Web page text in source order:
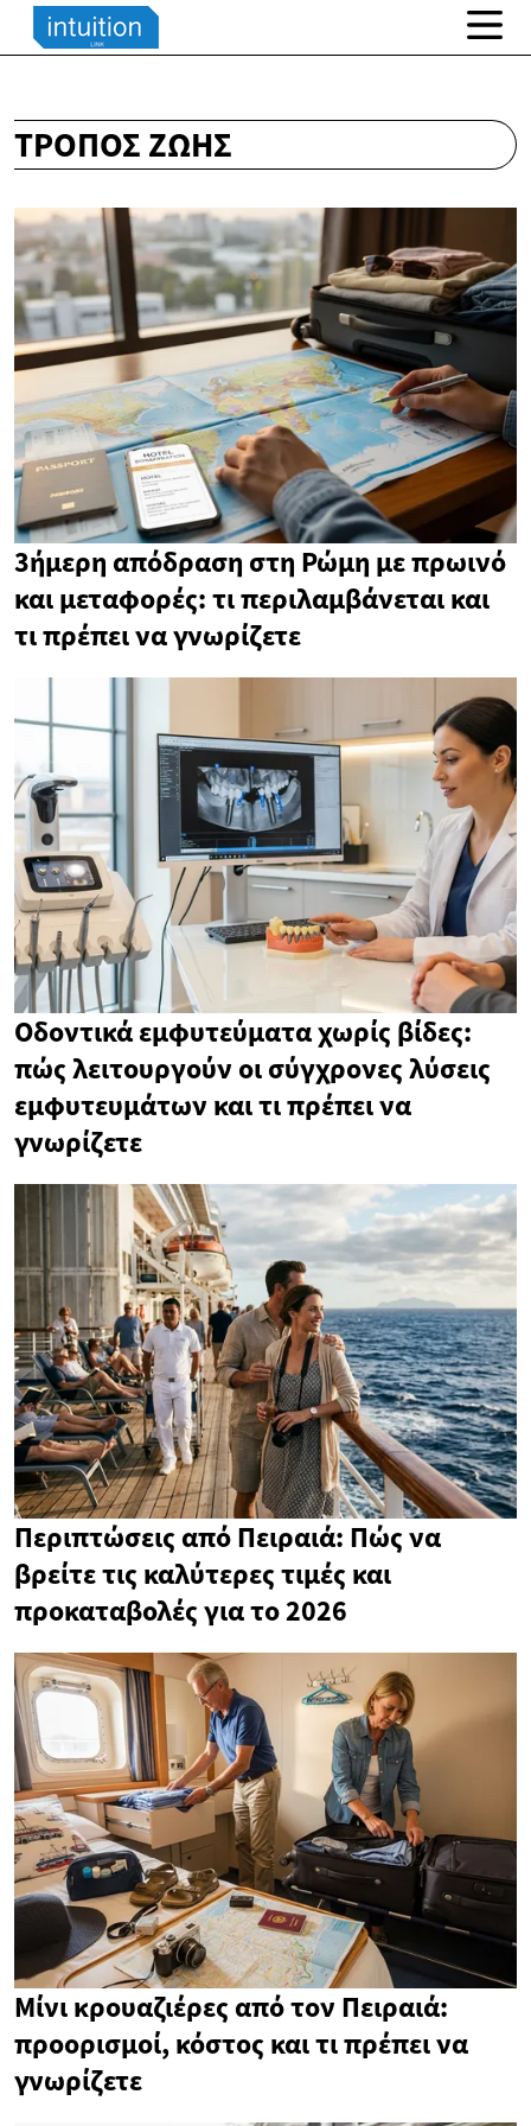
ΤΡΌΠΟΣ ΖΩΉΣ
3ήμερη απόδραση στη Ρώμη με πρωινό
και μεταφορές: τι περιλαμβάνεται και
τι πρέπει να γνωρίζετε
Οδοντικά εμφυτεύματα χωρίς βίδες:
πώς λειτουργούν οι σύγχρονες λύσεις
εμφυτευμάτων και τι πρέπει να
γνωρίζετε
Περιπτώσεις από Πειραιά: Πώς να
βρείτε τις καλύτερες τιμές και
προκαταβολές για το 2026
Μίνι κρουαζιέρες από τον Πειραιά:
προορισμοί, κόστος και τι πρέπει να
γνωρίζετε